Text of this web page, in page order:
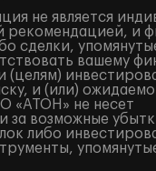
не является
рекомендацией, и
сделки,
вашему
(целям)
и (или)
«АТОН» не несет
за возможные
либо